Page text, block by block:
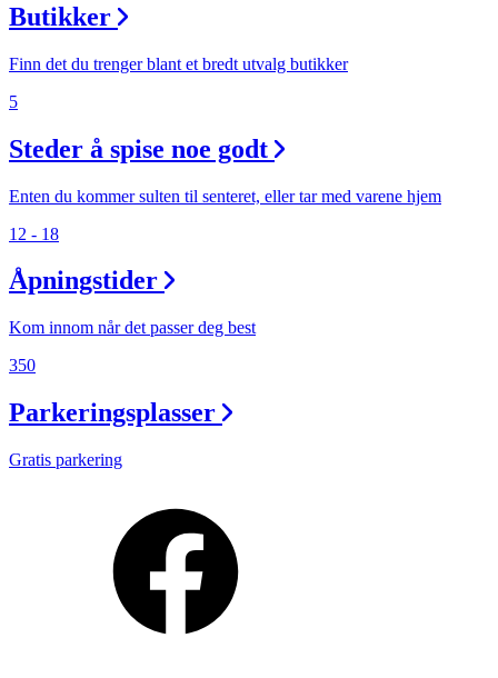
Gavekort
Finn frem
Butikker
Finn det du trenger blant et bredt utvalg butikker
5
Steder å spise noe godt
Enten du kommer sulten til senteret, eller tar med varene hjem
12 - 18
Åpningstider
Kom innom når det passer deg best
350
Parkeringsplasser
Gratis parkering